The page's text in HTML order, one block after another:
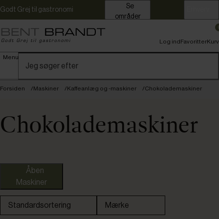
Godt Grej til gastronomi
områder
Menu
Log indFavoritterKurv
Forsiden Maskiner Kaffeanlæg og -maskiner Chokolademaskiner
Chokolademaskiner
Maskiner
Standardsortering Mærke
Hendi